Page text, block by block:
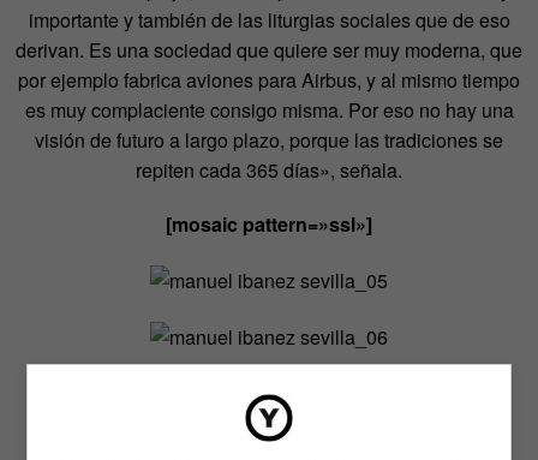
importante y también de las liturgias sociales que de eso
derivan. Es una sociedad que quiere ser muy moderna, que
por ejemplo fabrica aviones para Airbus, y al mismo tiempo
es muy complaciente consigo misma. Por eso no hay una
visión de futuro a largo plazo, porque las tradiciones se
repiten cada 365 días», señala.
[mosaic pattern=»ssl»]